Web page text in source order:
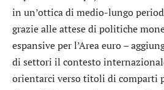
in un’ottica di medio-lungo
grazie alle attese di politiche
espansive per l’Area euro –
di settori il contesto
orientarci verso titoli di comparti